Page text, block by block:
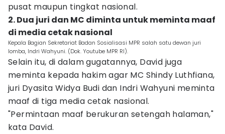
pusat maupun tingkat nasional.
2. Dua juri dan MC diminta untuk meminta maaf
di media cetak nasional
Kepala Bagian Sekretariat Badan Sosialisasi MPR salah satu dewan juri
lomba, Indri Wahyuni. (Dok. Youtube MPR RI).
Selain itu, di dalam gugatannya, David juga
meminta kepada hakim agar MC Shindy Luthfiana,
juri Dyasita Widya Budi dan Indri Wahyuni meminta
maaf di tiga media cetak nasional.
"Permintaan maaf berukuran setengah halaman,"
kata David.